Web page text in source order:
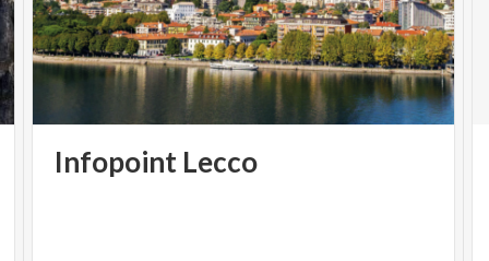
Infopoint Lecco